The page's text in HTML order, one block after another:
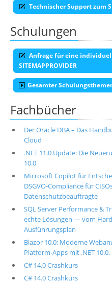
Technischer Support zum
Schulungen
Anfrage für eine
SITEMAPPROVIDER
Gesamter
Fachbücher
Der Oracle DBA – Das
Cloud
.NET 11.0 Update: Die
10.0
Microsoft Copilot für
DSGVO-Compliance für
Datenschutzbeauftragte
SQL Server Performance &
echte Lösungen — vom
Ausführungsplan
Blazor 10.0: Moderne
Platform-Apps mit .NET
C# 14.0 Crashkurs
C# 14.0 Crashkurs